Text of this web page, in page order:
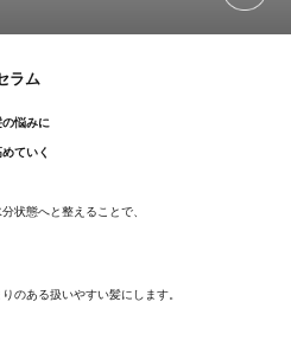
ラム
悩みに
ていく
状態へと整えることで、
のある扱いやすい髪にします。